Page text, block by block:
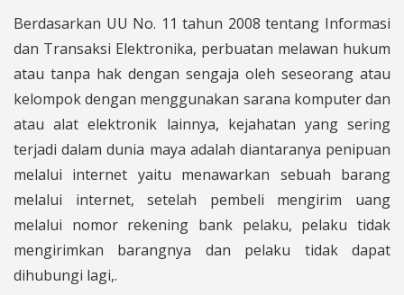
Berdasarkan UU No. 11 tahun 2008 tentang Informasi
dan Transaksi Elektronika, perbuatan melawan hukum
atau tanpa hak dengan sengaja oleh seseorang atau
kelompok dengan menggunakan sarana komputer dan
atau alat elektronik lainnya, kejahatan yang sering
terjadi dalam dunia maya adalah diantaranya penipuan
melalui internet yaitu menawarkan sebuah barang
melalui internet, setelah pembeli mengirim uang
melalui nomor rekening bank pelaku, pelaku tidak
mengirimkan barangnya dan pelaku tidak dapat
dihubungi lagi,.